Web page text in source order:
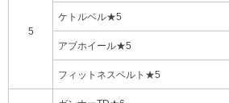
5
ケトルベル★5
アブホイール★5
フィットネスベルト★5